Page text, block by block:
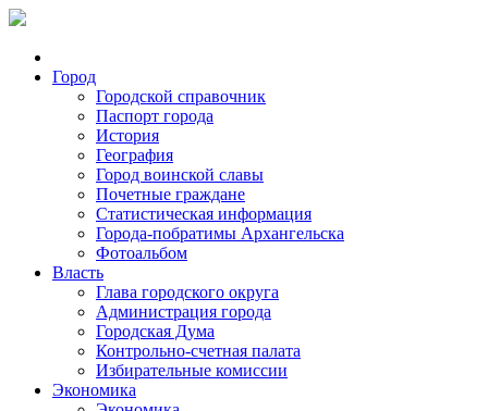
Город
Городской справочник
Паспорт города
История
География
Город воинской славы
Почетные граждане
Статистическая информация
Города-побратимы Архангельска
Фотоальбом
Власть
Глава городского округа
Администрация города
Городская Дума
Контрольно-счетная палата
Избирательные комиссии
Экономика